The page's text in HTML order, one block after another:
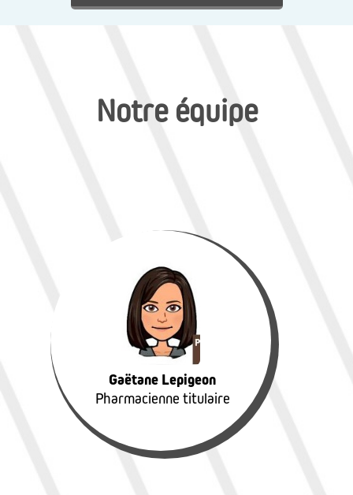
Notre équipe
Gaëtane Lepigeon
Pharmacienne titulaire
Gaëtane Lepigeon
Pharmacienne titulaire